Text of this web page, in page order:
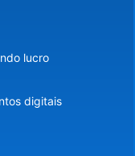
lucro
digitais